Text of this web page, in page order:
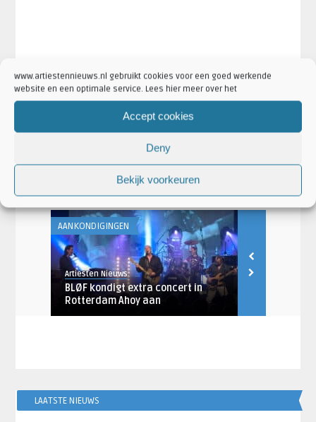
www.artiestennieuws.nl gebruikt cookies voor een goed werkende
website en een optimale service. Lees hier meer over het
Accept cookies
Deny
Bekijk voorkeuren
Blof extra concert·blof kaarten
Blof uitverkocht BLØF BLØF concert
BLØF tickets
Aankondigingen
·Concertaankondigingen·Nieuws·Uitverkocht
AANKONDIGINGEN
Artiesten Nieuws
BLØF kondigt extra concert in
Rotterdam Ahoy aan
LAATSTE NIEUWS